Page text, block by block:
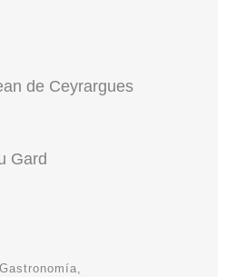
de Ceyrargues
Gard
Gastronomía